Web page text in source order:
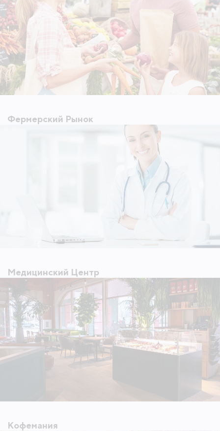
Фермерский Рынок
Медицинский Центр
Кофемания